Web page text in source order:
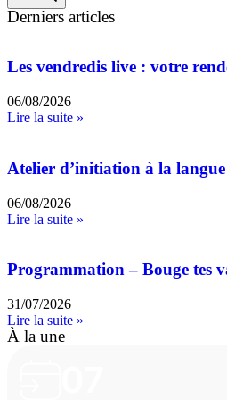
Derniers articles
Les vendredis live : votre
06/08/2026
Lire la suite »
Atelier d’initiation à la langue
06/08/2026
Lire la suite »
Programmation – Bouge tes
31/07/2026
Lire la suite »
À la une